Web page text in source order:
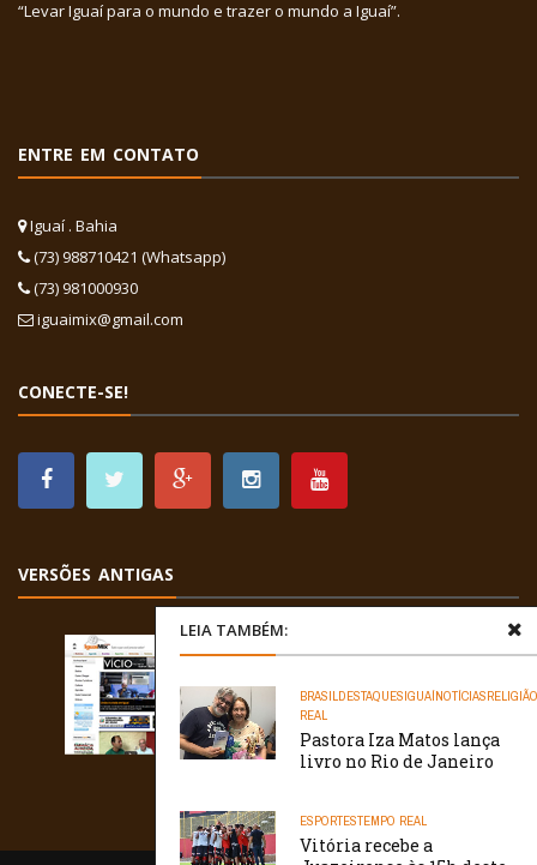
LEIA TAMBÉM:
BRASILDESTAQUESIGUAÍNOTÍCIASRELIGIÃO
REAL
Pastora Iza Matos lança
livro no Rio de Janeiro
ESPORTESTEMPO REAL
Vitória recebe a
“Levar Iguaí para o mundo e trazer o mundo a Iguaí”.
ENTRE EM CONTATO
Iguaí . Bahia
(73) 988710421 (Whatsapp)
(73) 981000930
iguaimix@gmail.com
CONECTE-SE!
VERSÕES ANTIGAS